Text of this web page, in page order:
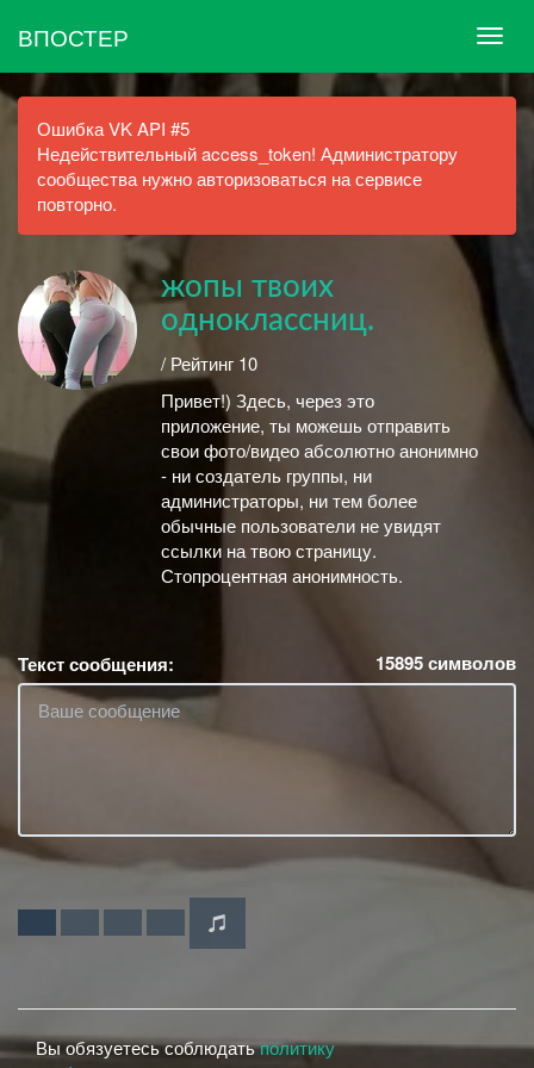
ВПОСТЕР
Ошибка VK API #5
Недействительный access_token! Администратору
сообщества нужно авторизоваться на сервисе
повторно.
жопы твоих
одноклассниц.
/ Рейтинг 10
Привет!) Здесь, через это
приложение, ты можешь отправить
свои фото/видео абсолютно анонимно
- ни создатель группы, ни
администраторы, ни тем более
обычные пользователи не увидят
ссылки на твою страницу.
Стопроцентная анонимность.
Текст сообщения: 15895символов
Вы обязуетесь соблюдатьполитику